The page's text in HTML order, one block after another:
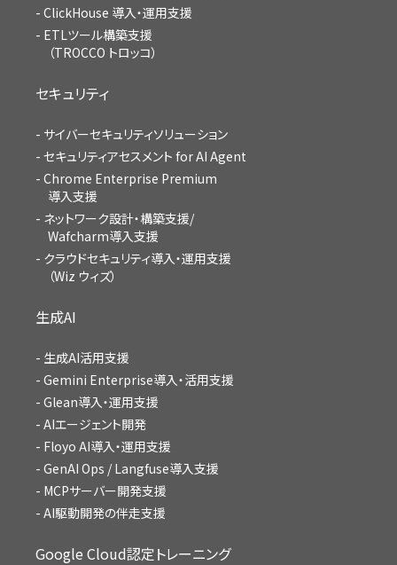
ClickHouse 導入・運用支援
ETLツール構築支援
（TROCCO トロッコ）
セキュリティ
サイバーセキュリティソリューション
セキュリティアセスメント for AI Agent
Chrome Enterprise Premium
導入支援
ネットワーク設計・構築支援/
Wafcharm導入支援
クラウドセキュリティ導入・運用支援
（Wiz ウィズ）
生成AI
生成AI活用支援
Gemini Enterprise導入・活用支援
Glean導入・運用支援
AIエージェント開発
Floyo AI導入・運用支援
GenAI Ops / Langfuse導入支援
MCPサーバー開発支援
AI駆動開発の伴走支援
Google Cloud認定トレーニング